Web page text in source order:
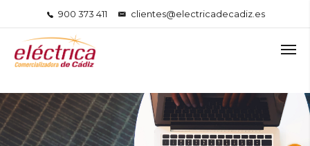
900 373 411 clientes@electricadecadiz.es